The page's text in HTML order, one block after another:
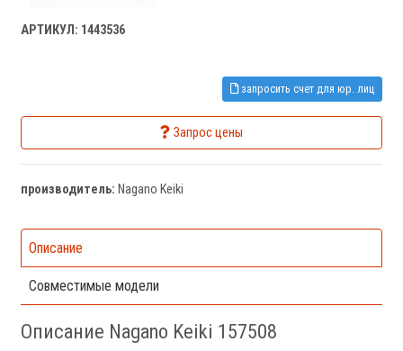
АРТИКУЛ: 1443536
запросить счет для юр. лиц
Запрос цены
производитель: Nagano Keiki
Описание
Совместимые модели
Описание Nagano Keiki 157508